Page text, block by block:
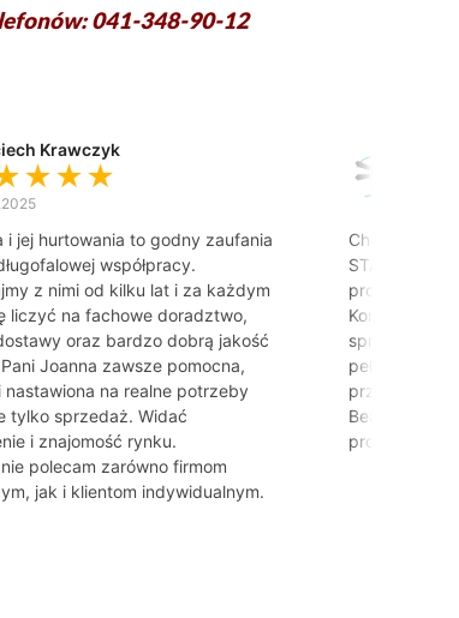
041-348-90-12
Krawczyk
i jej hurtowania to godny zaufania
współpracy.
z nimi od kilku lat i za każdym
liczyć na fachowe doradztwo,
oraz bardzo dobrą jakość
Pani Joanna zawsze pomocna,
nastawiona na realne potrzeby
tylko sprzedaż. Widać
i znajomość rynku.
polecam zarówno firmom
jak i klientom indywidualnym.
Chciałabym
STANLUX
Kontakt z
sprawy
pełnym
Beatę